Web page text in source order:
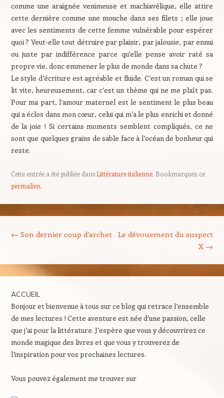
comme une araignée venimeuse et machiavélique, elle attire
cette dernière comme une mouche dans ses filets ; elle joue
avec les sentiments de cette femme vulnérable pour espérer
quoi ? Veut-elle tout détruire par plaisir, par jalousie, par ennui
ou juste par indifférence parce qu’elle pense avoir raté sa
propre vie, donc emmener le plus de monde dans sa chute ?
Le style d’écriture est agréable et fluide. C’est un roman qui se
lit vite, heureusement, car c’est un thème qui ne me plaît pas.
Pour ma part, l’amour maternel est le sentiment le plus beau
qui a éclos dans mon cœur, celui qui m’a le plus enrichi et donné
de la joie ! Si certains moments semblent compliqués, ce ne
sont que quelques grains de sable face à l’océan de bonheur qui
reste.
Cette entrée a été publiée dansLittérature italienne. Bookmarquez ce
permalien.
← Son dernier coup d’archet
Le dévouement du suspect
X →
ACCUEIL
Bonjour et bienvenue à tous sur ce blog qui retrace l’ensemble
de mes lectures ! Cette aventure est née d’une passion, celle
que j’ai pour la littérature. J’espère que vous y découvrirez ce
monde magique des livres et que vous y trouverez de
l’inspiration pour vos prochaines lectures.
Vous pouvez également me trouver sur